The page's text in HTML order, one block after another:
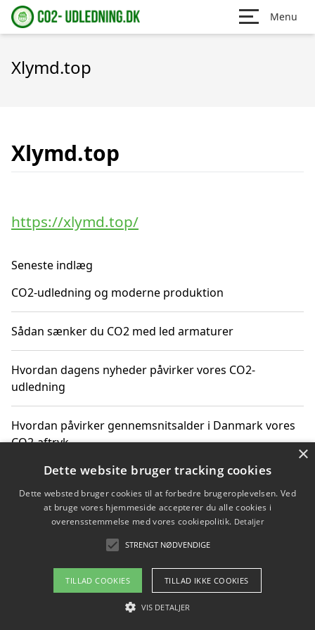
Menu
Xlymd.top
Xlymd.top
https://xlymd.top/
Seneste indlæg
CO2-udledning og moderne produktion
Sådan sænker du CO2 med led armaturer
Hvordan dagens nyheder påvirker vores CO2-
udledning
Hvordan påvirker gennemsnitsalder i Danmark vores
CO2-aftryk
Hvordan nyheder om CO2-udledning påvirker vores
hverdag
Om / kontakt
Blog Betingelser
×
Dette website bruger tracking cookies
Dette websted bruger cookies til at forbedre brugeroplevelsen. Ved
at bruge vores hjemmeside accepterer du alle cookies i
overensstemmelse med vores cookiepolitik. Detaljer
STRENGT NØDVENDIGE
TILLAD COOKIES TILLAD IKKE COOKIES
VIS DETALJER